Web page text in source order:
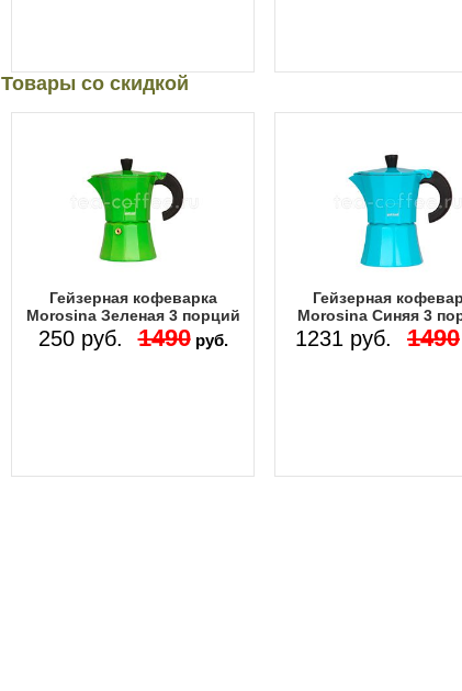
Товары со скидкой
Гейзерная кофеварка
Morosina Зеленая 3 порций
250 руб. 1490руб.
Гейзерная
Morosina Синяя 3
1231 руб. 1490